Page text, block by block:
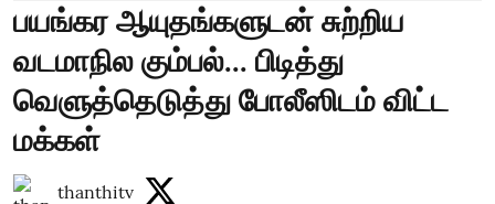
பயங்கர ஆயுதங்களுடன் சுற்றிய
வடமாநில கும்பல்... பிடித்து
வெளுத்தெடுத்து போலீஸிடம் விட்ட
மக்கள்
thanthitv